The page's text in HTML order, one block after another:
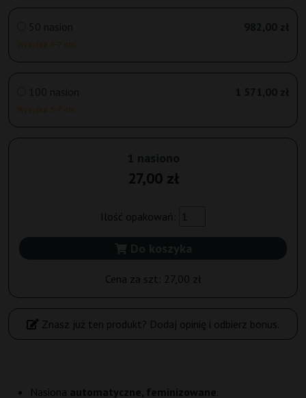
50 nasion
Wysyłka 3-7 dni
982,00 zł
100 nasion
Wysyłka 3-7 dni
1 571,00 zł
1 nasiono
27,00 zł
Ilość opakowań:
Do koszyka
Cena za szt: 27,00 zł
Znasz już ten produkt? Dodaj opinię i odbierz bonus.
Nasiona automatyczne, feminizowane